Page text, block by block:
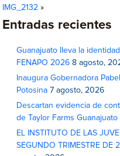
IMG_2132 »
Entradas recientes
Guanajuato lleva la
FENAPO 2026 8 agosto,
Inaugura Gobernadora
Potosina 7 agosto, 2026
Descartan evidencia de
de Taylor Farms Guanajuato
EL INSTITUTO DE LAS
SEGUNDO TRIMESTRE DE